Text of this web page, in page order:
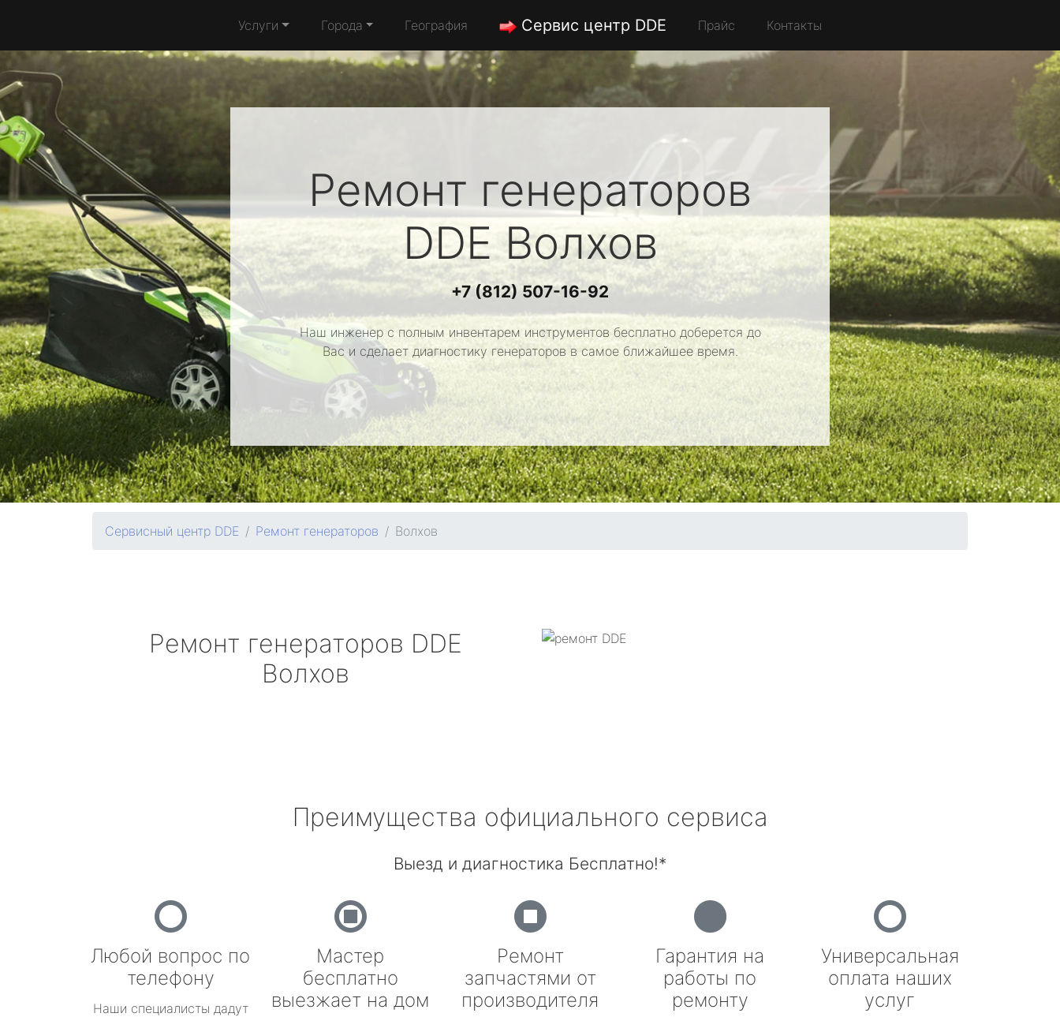
Услуги Города География Сервис центр DDE Прайс Контакты
Ремонт генераторов
DDEВолхов
+7 (812) 507-16-92
Наш инженер с полным инвентарем инструментов бесплатно доберется до
Вас и сделает диагностику генераторов в самое ближайшее время.
Сервисный центр DDE Ремонт генераторов Волхов
Ремонт генераторов DDE
Волхов
Преимущества официального сервиса
Выезд и диагностика Бесплатно!*
Любой вопрос по
телефону
Наши специалисты дадут
Мастер
бесплатно
выезжает на дом
Ремонт
запчастями от
производителя
Гарантия на
работы по
ремонту
Универсальная
оплата наших
услуг